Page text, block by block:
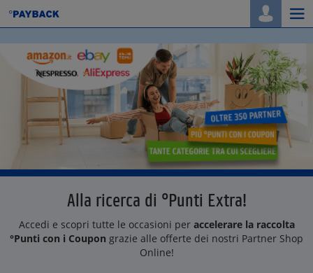
Alla ricerca di °Punti Extra!
Accedi e scopri tutte le occasioni per accelerare la raccolta
°Punti con i Coupon grazie alle offerte dei nostri Partner Shop
Online!